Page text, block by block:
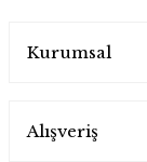
Kurumsal
Alışveriş